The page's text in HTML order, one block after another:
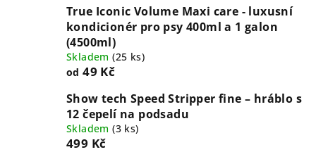
True Iconic Volume Maxi care - luxusní
kondicionér pro psy 400ml a 1 galon
(4500ml)
Skladem(25 ks)
od 49 Kč
Show tech Speed Stripper fine – hráblo s
12 čepelí na podsadu
Skladem(3 ks)
499 Kč